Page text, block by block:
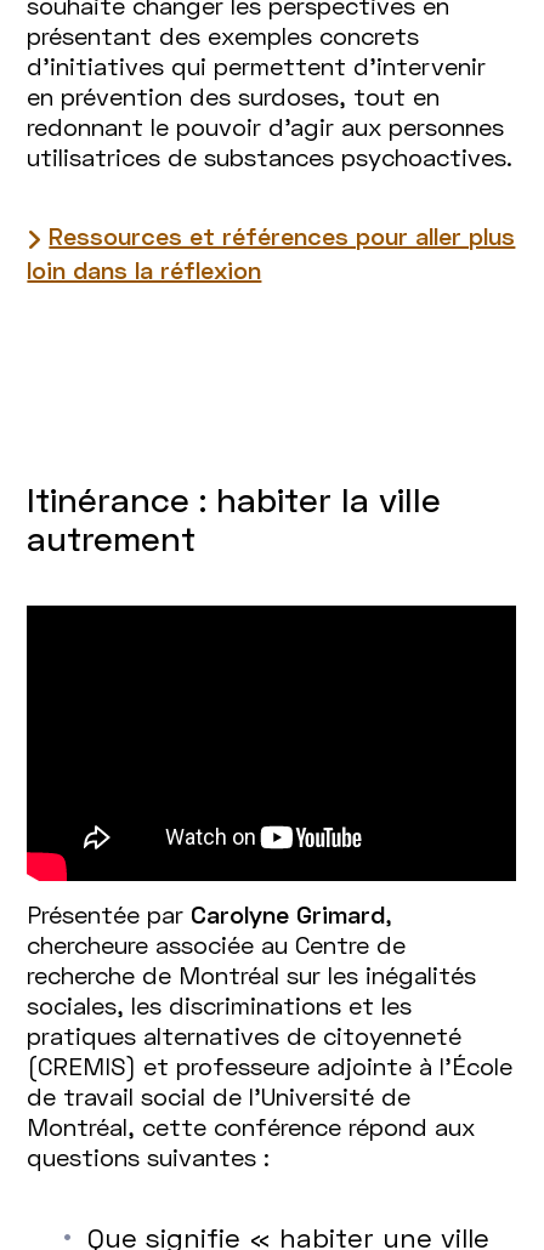
présentant des exemples concrets
d’initiatives qui permettent d’intervenir
en prévention des surdoses, tout en
redonnant le pouvoir d’agir aux personnes
utilisatrices de substances psychoactives.
Ressources et références pour aller plus
loin dans la réflexion
Itinérance : habiter la ville
autrement
Présentée par Carolyne Grimard,
chercheure associée au Centre de
recherche de Montréal sur les inégalités
sociales, les discriminations et les
pratiques alternatives de citoyenneté
(CREMIS) et professeure adjointe à l’École
de travail social de l’Université de
Montréal, cette conférence répond aux
questions suivantes :
Que signifie « habiter une ville